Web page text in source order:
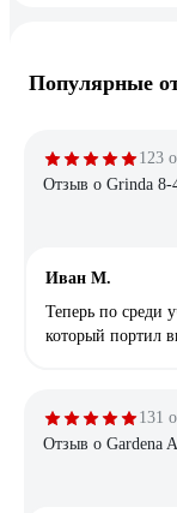
Популярные
123
Отзыв о Grinda 8-
Иван М.
Теперь по среди
который портил
131
Отзыв о Gardena